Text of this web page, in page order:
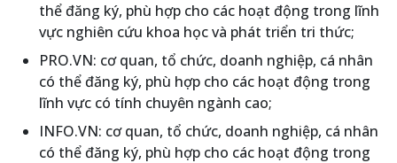
thể đăng ký, phù hợp cho các hoạt động trong lĩnh
vực nghiên cứu khoa học và phát triển tri thức;
PRO.VN: cơ quan, tổ chức, doanh nghiệp, cá nhân
có thể đăng ký, phù hợp cho các hoạt động trong
lĩnh vực có tính chuyên ngành cao;
INFO.VN: cơ quan, tổ chức, doanh nghiệp, cá nhân
có thể đăng ký, phù hợp cho các hoạt động trong